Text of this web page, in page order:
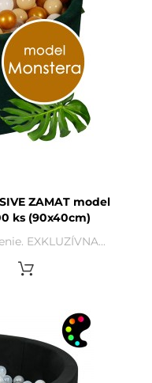
ZAMAT model
ks (90x40cm)
EXKLUZÍVNA...